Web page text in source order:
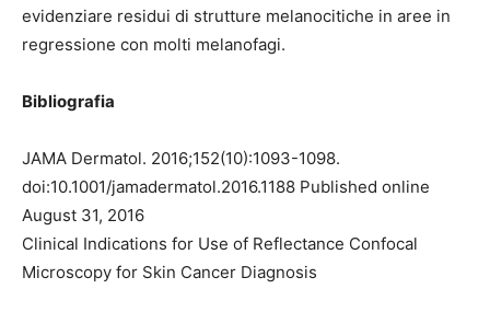
evidenziare residui di strutture melanocitiche in aree in
regressione con molti melanofagi.
Bibliografia
JAMA Dermatol. 2016;152(10):1093-1098.
doi:10.1001/jamadermatol.2016.1188 Published online
August 31, 2016
Clinical Indications for Use of Reflectance Confocal
Microscopy for Skin Cancer Diagnosis